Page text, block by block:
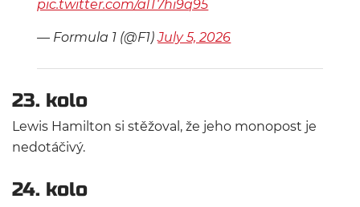
pic.twitter.com/alT7hi9q95
— Formula 1 (@F1)July 5, 2026
23. kolo
Lewis Hamilton si stěžoval, že jeho monopost je
nedotáčivý.
24. kolo